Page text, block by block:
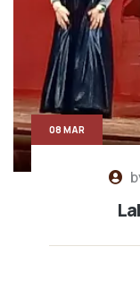
08 MAR